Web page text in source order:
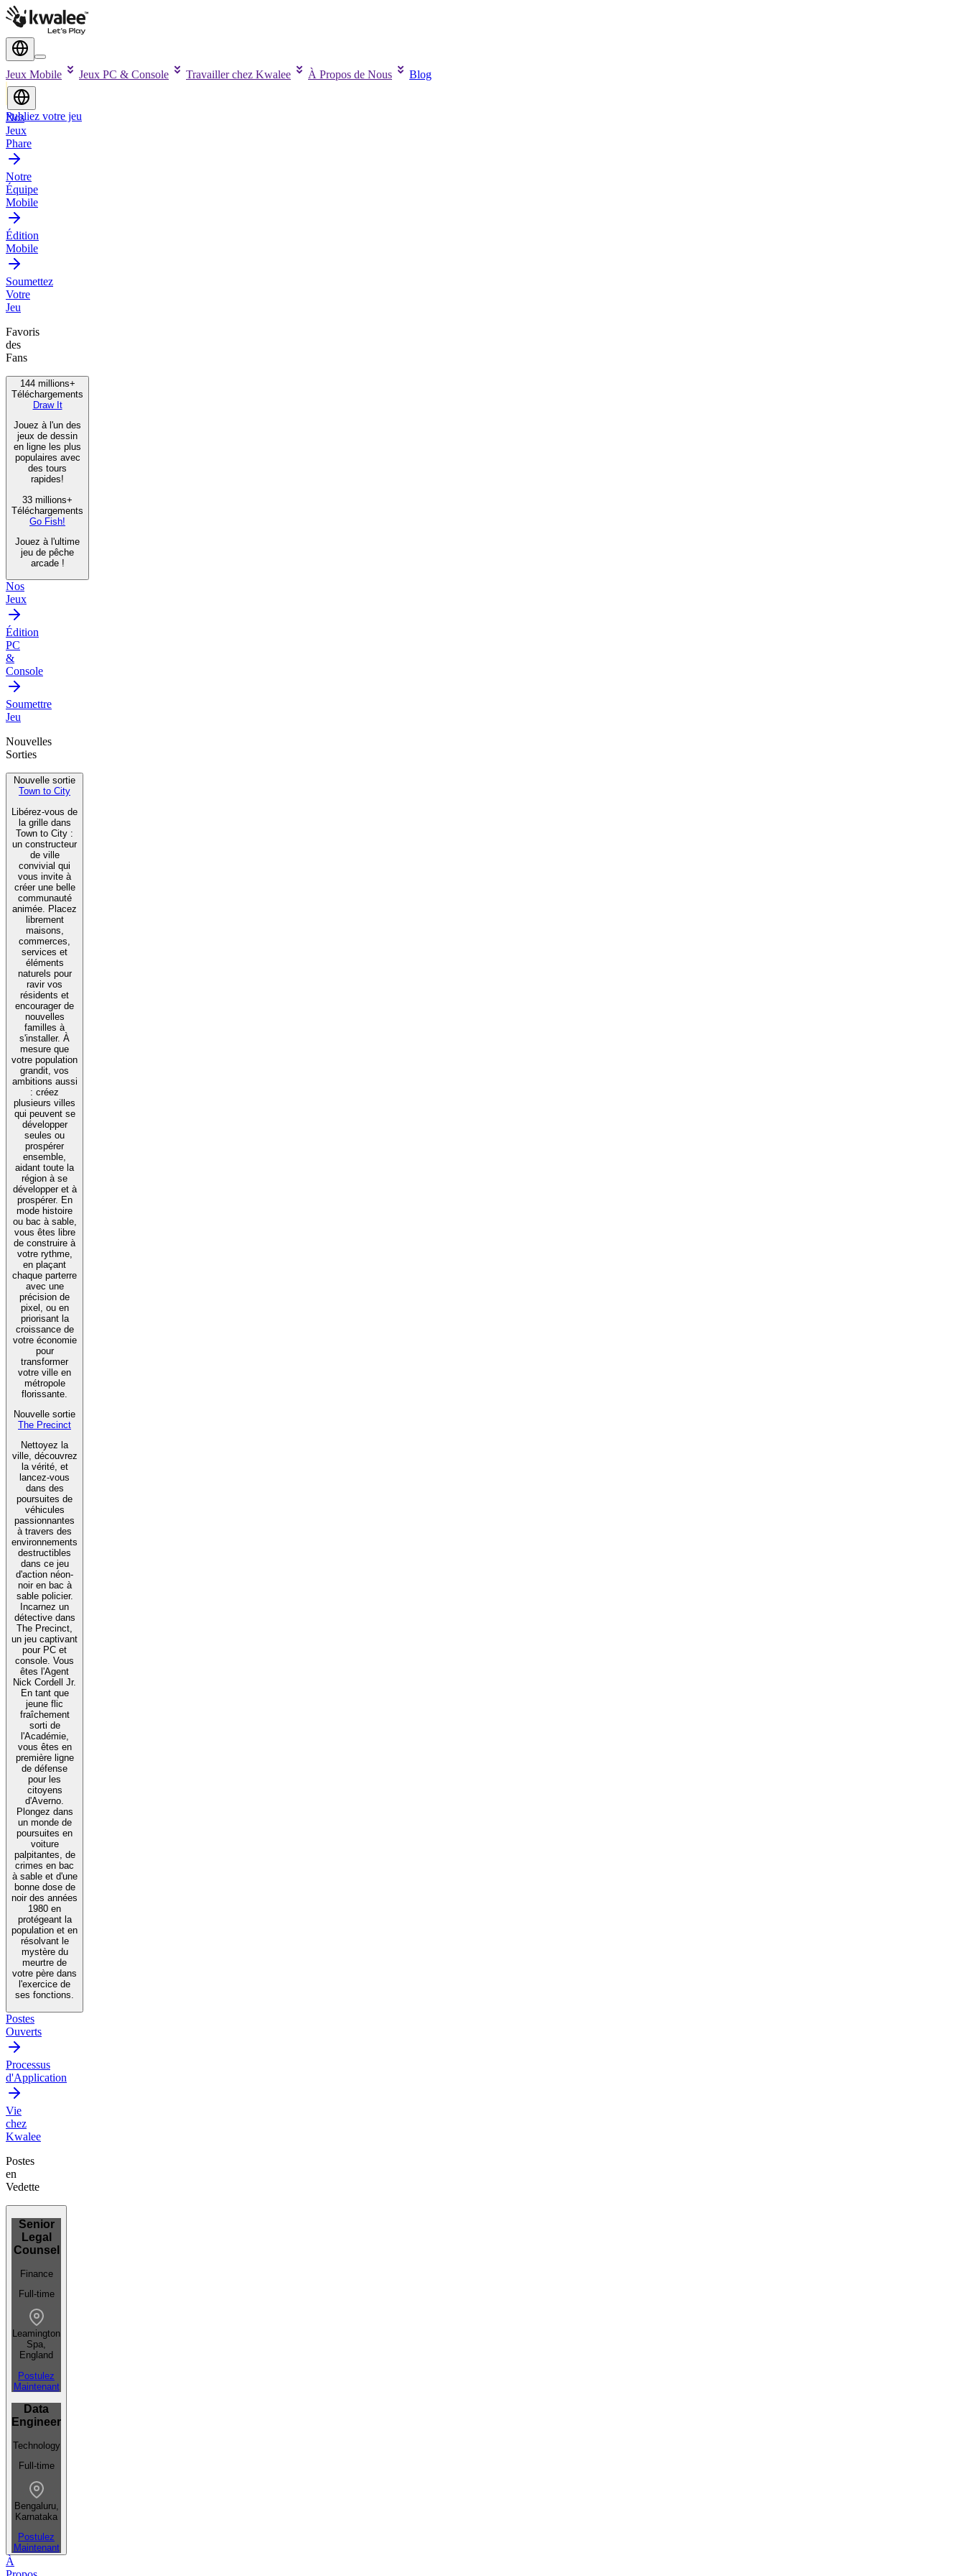
Jeux Mobile Jeux PC & Console Travailler chez Kwalee À Propos de Nous Blog
Publiez votre jeu
Nos
Jeux
Phare
Notre
Équipe
Mobile
Édition
Mobile
Soumettez
Votre
Jeu
Favoris
des
Fans
144 millions+
Téléchargements
Draw It
Jouez à l'un des
jeux de dessin
en ligne les plus
populaires avec
des tours
rapides!
33 millions+
Téléchargements
Go Fish!
Jouez à l'ultime
jeu de pêche
arcade !
Nos
Jeux
Édition
PC
&
Console
Soumettre
Jeu
Nouvelles
Sorties
Nouvelle sortie
Town to City
Libérez-vous de
la grille dans
Town to City :
un constructeur
de ville
convivial qui
vous invite à
créer une belle
communauté
animée. Placez
librement
maisons,
commerces,
services et
éléments
naturels pour
ravir vos
résidents et
encourager de
nouvelles
familles à
s'installer. À
mesure que
votre population
grandit, vos
ambitions aussi
: créez
plusieurs villes
qui peuvent se
développer
seules ou
prospérer
ensemble,
aidant toute la
région à se
développer et à
prospérer. En
mode histoire
ou bac à sable,
vous êtes libre
de construire à
votre rythme,
en plaçant
chaque parterre
avec une
précision de
pixel, ou en
priorisant la
croissance de
votre économie
pour
transformer
votre ville en
métropole
florissante.
Nouvelle sortie
The Precinct
Nettoyez la
ville, découvrez
la vérité, et
lancez-vous
dans des
poursuites de
véhicules
passionnantes
à travers des
environnements
destructibles
dans ce jeu
d'action néon-
noir en bac à
sable policier.
Incarnez un
détective dans
The Precinct,
un jeu captivant
pour PC et
console. Vous
êtes l'Agent
Nick Cordell Jr.
En tant que
jeune flic
fraîchement
sorti de
l'Académie,
vous êtes en
première ligne
de défense
pour les
citoyens
d'Averno.
Plongez dans
un monde de
poursuites en
voiture
palpitantes, de
crimes en bac
à sable et d'une
bonne dose de
noir des années
1980 en
protégeant la
population et en
résolvant le
mystère du
meurtre de
votre père dans
l'exercice de
ses fonctions.
Postes
Ouverts
Processus
d'Application
Vie
chez
Kwalee
Postes
en
Vedette
Senior
Legal
Counsel
Finance
Full-time
Leamington
Spa,
England
Postulez
Maintenant
Data
Engineer
Technology
Full-time
Bengaluru,
Karnataka
Postulez
Maintenant
À